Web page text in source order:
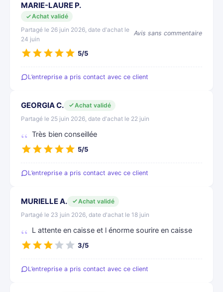
MARIE-LAURE P.
Achat validé
Partagé le 26 juin 2026, date d'achat le
24 juin
Avis sans commentaire
5/5
L’entreprise a pris contact avec ce client
GEORGIA C.
Achat validé
Partagé le 25 juin 2026, date d'achat le 22 juin
Très bien conseillée
5/5
L’entreprise a pris contact avec ce client
MURIELLE A.
Achat validé
Partagé le 23 juin 2026, date d'achat le 18 juin
L attente en caisse et l énorme sourire en caisse
3/5
L’entreprise a pris contact avec ce client